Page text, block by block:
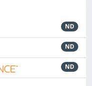
ND
ND
ND